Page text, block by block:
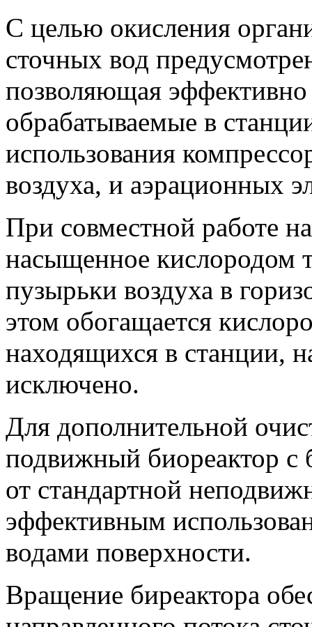
С целью окисления
сточных вод
позволяющая
обрабатываемые в
использования
воздуха, и аэрационных
При совместной работе
насыщенное кислородом
пузырьки воздуха в
этом обогащается
находящихся в станции,
исключено.
Для дополнительной
подвижный биореактор с
от стандартной
эффективным
водами поверхности.
Вращение биреактора